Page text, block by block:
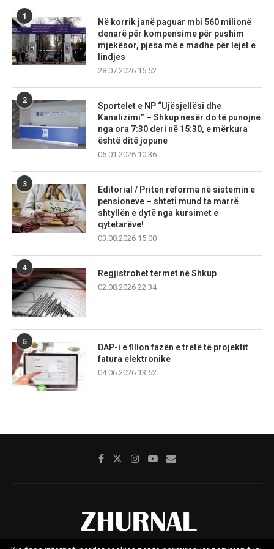
1
Në korrik janë paguar mbi 560 milionë
denarë për kompensime për pushim
mjekësor, pjesa më e madhe për lejet e
lindjes
28.07.2026 15:52
2
Sportelet e NP “Ujësjellësi dhe
Kanalizimi” – Shkup nesër do të punojnë
nga ora 7:30 deri në 15:30, e mërkura
është ditë jopune
05.01.2026 10:36
3
Editorial / Priten reforma në sistemin e
pensioneve – shteti mund ta marrë
shtyllën e dytë nga kursimet e
qytetarëve!
03.08.2026 15:00
4
Regjistrohet tërmet në Shkup
02.08.2026 22:34
5
DAP-i e fillon fazën e tretë të projektit
fatura elektronike
04.06.2026 13:52